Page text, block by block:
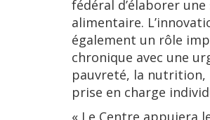
fédéral d’élaborer
alimentaire.
également un rôle
chronique avec une
pauvreté, la nutrition,
prise en charge
« Le Centre appuiera